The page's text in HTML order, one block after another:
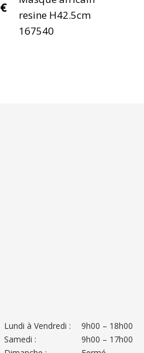
€
resine H42.5cm
167540
Lundi à Vendredi :
Samedi :
9h00 – 18h00
9h00 – 17h00